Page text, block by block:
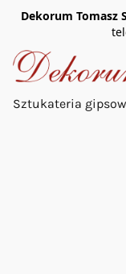
Dekorum Tomasz
Sztukateria